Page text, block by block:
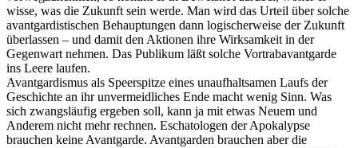
wisse, was die Zukunft sein werde. Man wird das Urteil über solche
avantgardistischen Behauptungen dann logischerweise der Zukunft
überlassen – und damit den Aktionen ihre Wirksamkeit in der
Gegenwart nehmen. Das Publikum läßt solche Vortrabavantgarde
ins Leere laufen.
Avantgardismus als Speerspitze eines unaufhaltsamen Laufs der
Geschichte an ihr unvermeidliches Ende macht wenig Sinn. Was
sich zwangsläufig ergeben soll, kann ja mit etwas Neuem und
Anderem nicht mehr rechnen. Eschatologen der Apokalypse
brauchen keine Avantgarde. Avantgarden brauchen aber die